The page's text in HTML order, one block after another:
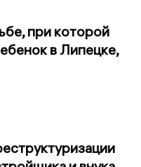
при которой
в Липецке,